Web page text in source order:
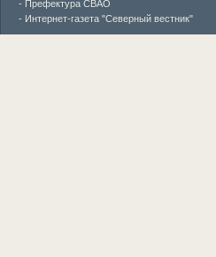
- Префектура СВАО
- Интернет-газета "Северный вестник"